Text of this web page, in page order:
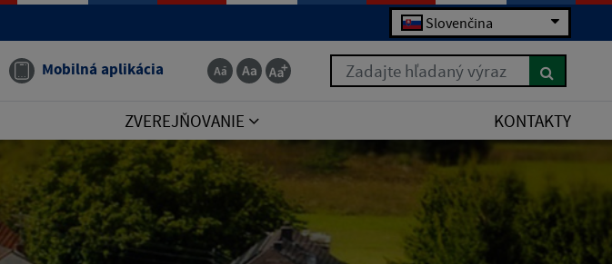
Slovenčina
Mobilná aplikácia Zadajte hľadaný výraz
ZVEREJŇOVANIE KONTAKTY